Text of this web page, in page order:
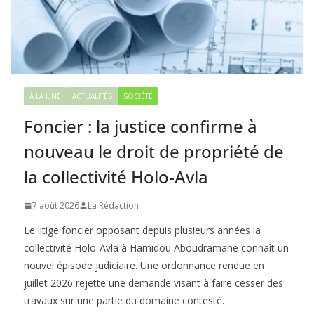
À LA UNE ACTUALITÉS SOCIÉTÉ
Foncier : la justice confirme à
nouveau le droit de propriété de
la collectivité Holo-Avla
7 août 2026 La Rédaction
Le litige foncier opposant depuis plusieurs années la
collectivité Holo-Avla à Hamidou Aboudramane connaît un
nouvel épisode judiciaire. Une ordonnance rendue en
juillet 2026 rejette une demande visant à faire cesser des
travaux sur une partie du domaine contesté.